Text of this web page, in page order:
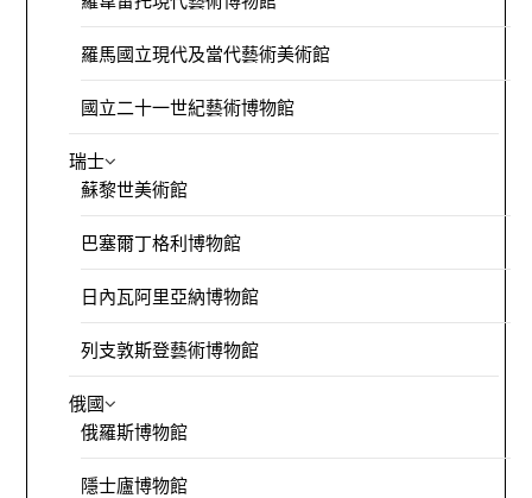
羅馬國立現代及當代藝術美術館
國立二十一世紀藝術博物館
瑞士
蘇黎世美術館
巴塞爾丁格利博物館
日內瓦阿里亞納博物館
列支敦斯登藝術博物館
俄國
俄羅斯博物館
隱士廬博物館